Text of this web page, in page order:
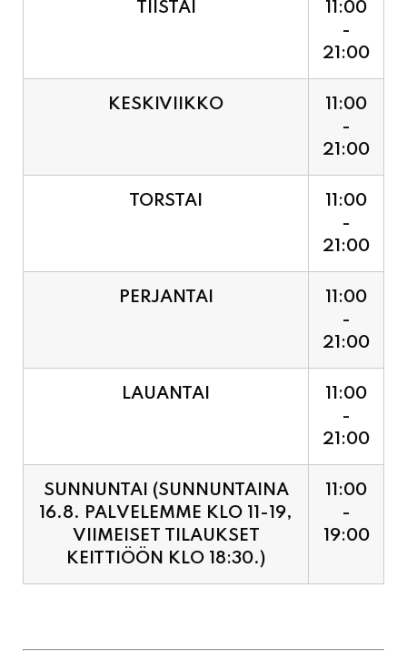
11:00
-
21:00
11:00
-
21:00
11:00
-
21:00
11:00
-
21:00
VIIMEISET TILAUKSET
KEITTIÖÖN KLO 18:30.)
11:00
-
19:00